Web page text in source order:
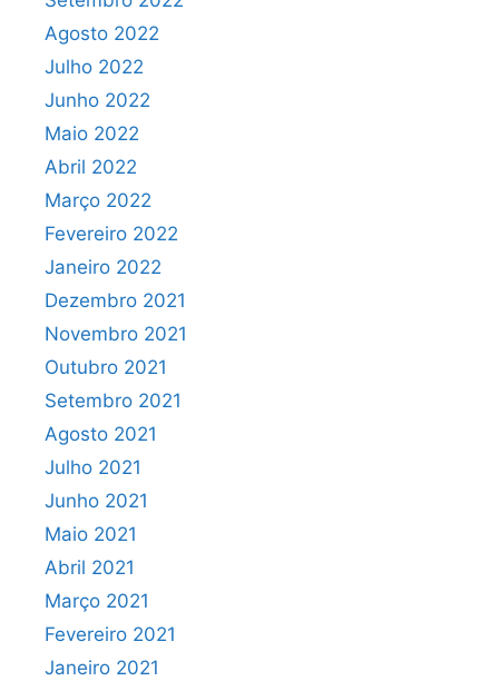
Agosto 2022
Julho 2022
Junho 2022
Maio 2022
Abril 2022
Março 2022
Fevereiro 2022
Janeiro 2022
Dezembro 2021
Novembro 2021
Outubro 2021
Setembro 2021
Agosto 2021
Julho 2021
Junho 2021
Maio 2021
Abril 2021
Março 2021
Fevereiro 2021
Janeiro 2021